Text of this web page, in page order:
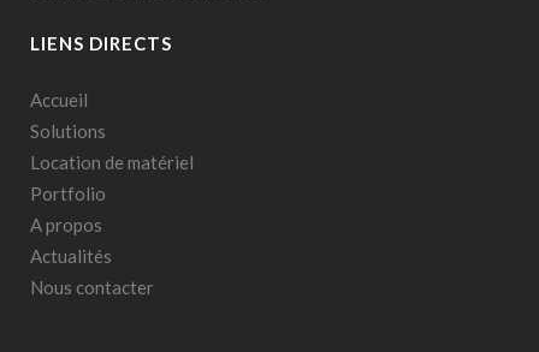
LIENS DIRECTS
Accueil
Solutions
Location de matériel
Portfolio
A propos
Actualités
Nous contacter